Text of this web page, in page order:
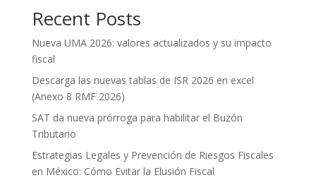
Recent Posts
Nueva UMA 2026: valores actualizados y su impacto
fiscal
Descarga las nuevas tablas de ISR 2026 en excel
(Anexo 8 RMF 2026)
SAT da nueva prórroga para habilitar el Buzón
Tributario
Estrategias Legales y Prevención de Riesgos Fiscales
en México: Cómo Evitar la Elusión Fiscal